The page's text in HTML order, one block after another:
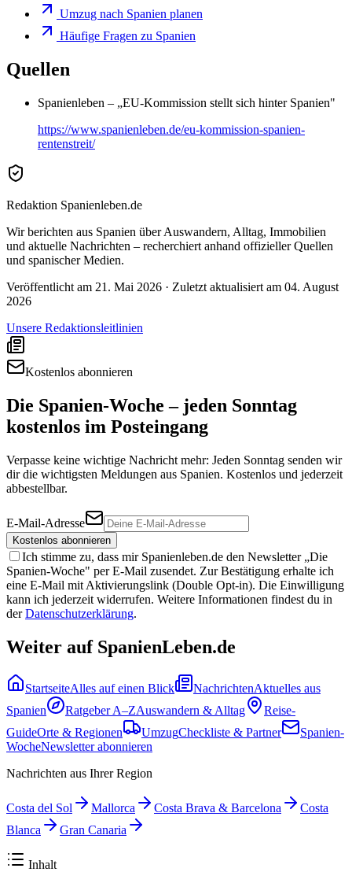
Umzug nach Spanien planen
Häufige Fragen zu Spanien
Quellen
Spanienleben – „EU-Kommission stellt sich hinter Spanien"
https://www.spanienleben.de/eu-kommission-spanien-
rentenstreit/
Redaktion Spanienleben.de
Wir berichten aus Spanien über Auswandern, Alltag, Immobilien
und aktuelle Nachrichten – recherchiert anhand offizieller Quellen
und spanischer Medien.
Veröffentlicht am 21. Mai 2026 · Zuletzt aktualisiert am 04. August
2026
Unsere Redaktionsleitlinien
Kostenlos abonnieren
Die Spanien-Woche – jeden Sonntag
kostenlos im Posteingang
Verpasse keine wichtige Nachricht mehr: Jeden Sonntag senden wir
dir die wichtigsten Meldungen aus Spanien. Kostenlos und jederzeit
abbestellbar.
E-Mail-Adresse
Kostenlos abonnieren
Ich stimme zu, dass mir Spanienleben.de den Newsletter „Die
Spanien-Woche" per E-Mail zusendet. Zur Bestätigung erhalte ich
eine E-Mail mit Aktivierungslink (Double Opt-in). Die Einwilligung
kann ich jederzeit widerrufen. Weitere Informationen findest du in
der Datenschutzerklärung.
Weiter auf SpanienLeben.de
StartseiteAlles auf einen Blick NachrichtenAktuelles aus
Spanien
Ratgeber A–ZAuswandern & Alltag
Reise-
GuideOrte & Regionen UmzugCheckliste & Partner
Spanien-
WocheNewsletter abonnieren
Nachrichten aus Ihrer Region
Costa del Sol Mallorca Costa Brava & Barcelona
Costa
Blanca
Gran Canaria
Inhalt